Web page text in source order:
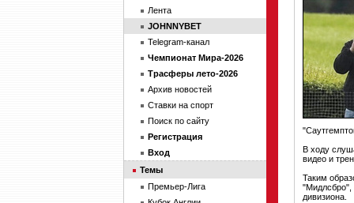
В ходу
видео и
Таким
"Мидлсбро",
дивизиона.
Лента
JOHNNYBET
Telegram-канал
Чемпионат Мира-2026
Трасферы лето-2026
Архив новостей
Ставки на спорт
Поиск по сайту
Регистрация
Вход
Темы
Премьер-Лига